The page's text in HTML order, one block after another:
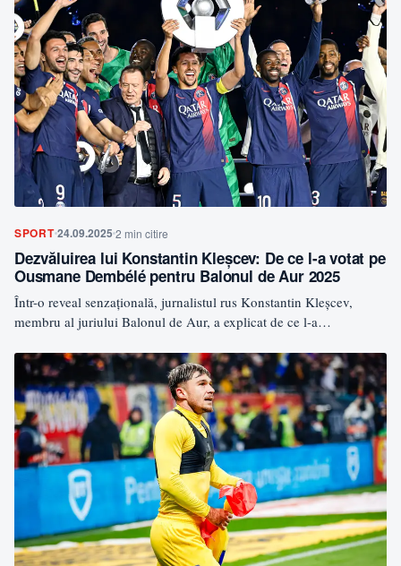
SPORT24.09.2025 2 min citire
Dezvăluirea lui Konstantin Kleșcev: De ce l-a votat pe
Ousmane Dembélé pentru Balonul de Aur 2025
Într-o reveal senzațională, jurnalistul rus Konstantin Kleșcev,
membru al juriului Balonul de Aur, a explicat de ce l-a…